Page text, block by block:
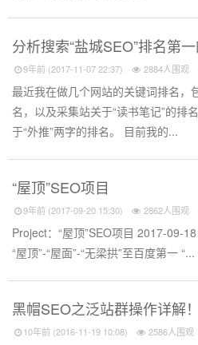
分析搜索“盐城SEO”排名第
9年前 (2017-11-07 22:37) 2884人围观
最近我在做几个网站的关键词排名，
名，以及采集站关于“读书笔记”的排
于“外推”两字的排名。 目前我的...
“屋顶”SEO项目
9年前 (2017-09-20 15:30) 2862人围观
Project：“屋顶”SEO项目 2017-09-
“屋顶”-“屋面”-“无梁拱”至百度第一 “...
黑帽SEO之泛站群操作详解！
10年前 (2016-11-19 10:08) 2586人围观